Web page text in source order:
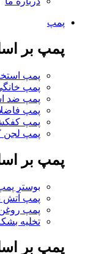
پمپ
پمپ بر
پمپ
پمپ
پمپ ضد
پمپ
پمپ
پمپ
پمپ بر
بوستر
پمپ آتش
پمپ
تخلیه
پمپ بر